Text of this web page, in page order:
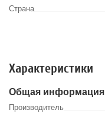
Страна
Характеристики
Общая информация
Производитель